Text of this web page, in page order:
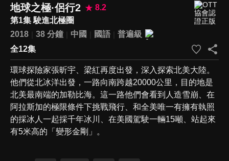
地球之極·侶行2
8.2
第1集 駛進北極圈
2018
38 分鐘 中國 國語
普遍級
全12集
環球探險家張昕宇、梁紅再度出發，深入探索北美大陸。
他們從北冰洋出發，一路向南跨越20000公里，目的地是
北美最南端的加勒比海。這一路他們會看到人造雪崩、在
阿拉斯加的極限條件下挑戰飛行、和全美唯一有擁有執照
的採冰人一起採千年冰川、在美國駕駛一輛15噸、站起來
有5米高的「變形金剛」。